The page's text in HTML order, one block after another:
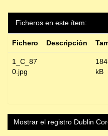
Ficheros en este ítem:
Fichero Descripción
1_C_87
0.jpg
kB
Mostrar el registro Dublin